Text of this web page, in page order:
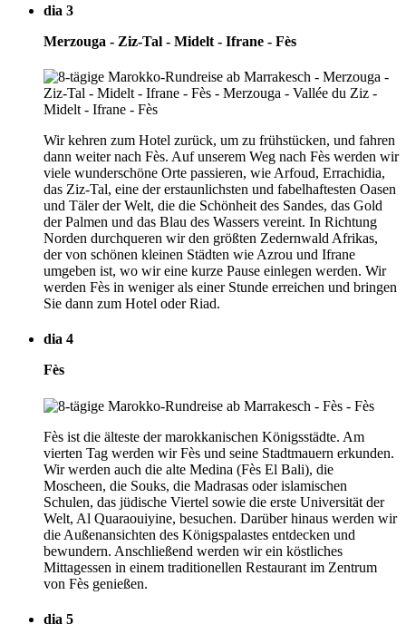
dia 3
Merzouga - Ziz-Tal - Midelt - Ifrane - Fès
Wir kehren zum Hotel zurück, um zu frühstücken, und fahren
dann weiter nach Fès. Auf unserem Weg nach Fès werden wir
viele wunderschöne Orte passieren, wie Arfoud, Errachidia,
das Ziz-Tal, eine der erstaunlichsten und fabelhaftesten Oasen
und Täler der Welt, die die Schönheit des Sandes, das Gold
der Palmen und das Blau des Wassers vereint. In Richtung
Norden durchqueren wir den größten Zedernwald Afrikas,
der von schönen kleinen Städten wie Azrou und Ifrane
umgeben ist, wo wir eine kurze Pause einlegen werden. Wir
werden Fès in weniger als einer Stunde erreichen und bringen
Sie dann zum Hotel oder Riad.
dia 4
Fès
Fès ist die älteste der marokkanischen Königsstädte. Am
vierten Tag werden wir Fès und seine Stadtmauern erkunden.
Wir werden auch die alte Medina (Fès El Bali), die
Moscheen, die Souks, die Madrasas oder islamischen
Schulen, das jüdische Viertel sowie die erste Universität der
Welt, Al Quaraouiyine, besuchen. Darüber hinaus werden wir
die Außenansichten des Königspalastes entdecken und
bewundern. Anschließend werden wir ein köstliches
Mittagessen in einem traditionellen Restaurant im Zentrum
von Fès genießen.
dia 5